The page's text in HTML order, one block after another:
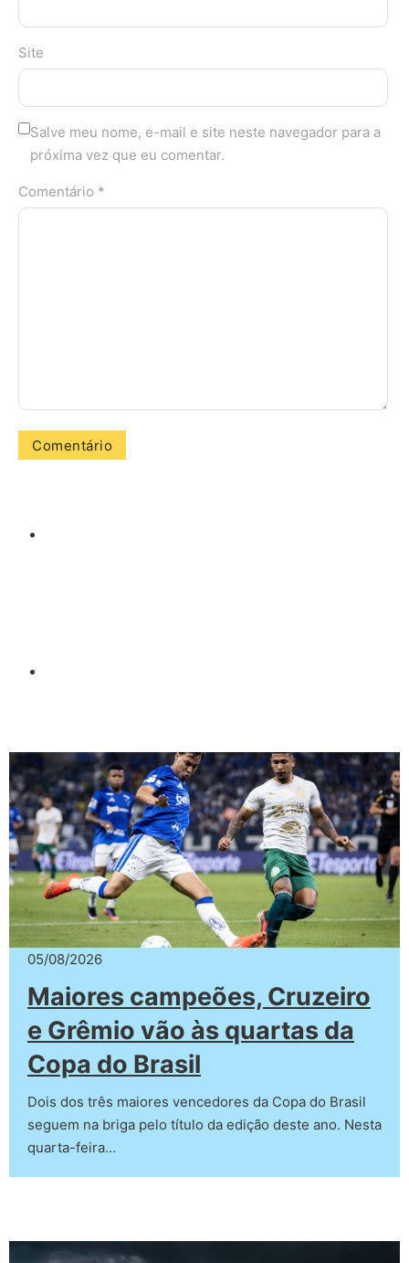
Site
Salve meu nome, e-mail e site neste navegador para a
próxima vez que eu comentar.
Comentário *
05/08/2026
Maiores campeões, Cruzeiro
e Grêmio vão às quartas da
Copa do Brasil
Dois dos três maiores vencedores da Copa do Brasil
seguem na briga pelo título da edição deste ano. Nesta
quarta-feira…